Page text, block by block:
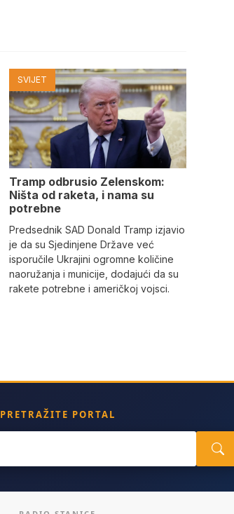
SVIJET
Tramp odbrusio Zelenskom:
Ništa od raketa, i nama su
potrebne
Predsednik SAD Donald Tramp izjavio
je da su Sjedinjene Države već
isporučile Ukrajini ogromne količine
naoružanja i municije, dodajući da su
rakete potrebne i američkoj vojsci.
PRETRAŽITE PORTAL